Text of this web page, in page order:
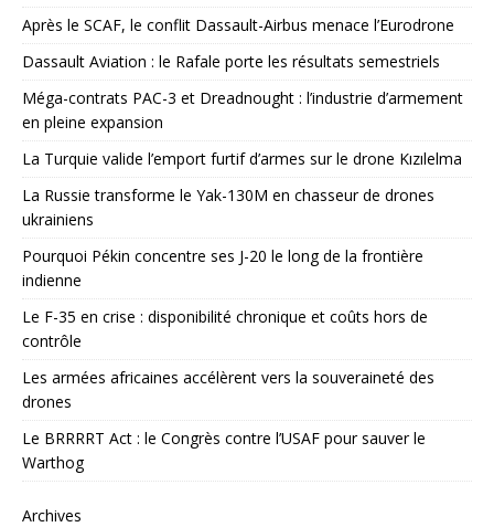
Après le SCAF, le conflit Dassault-Airbus menace l’Eurodrone
Dassault Aviation : le Rafale porte les résultats semestriels
Méga-contrats PAC-3 et Dreadnought : l’industrie d’armement
en pleine expansion
La Turquie valide l’emport furtif d’armes sur le drone Kızılelma
La Russie transforme le Yak-130M en chasseur de drones
ukrainiens
Pourquoi Pékin concentre ses J-20 le long de la frontière
indienne
Le F-35 en crise : disponibilité chronique et coûts hors de
contrôle
Les armées africaines accélèrent vers la souveraineté des
drones
Le BRRRRT Act : le Congrès contre l’USAF pour sauver le
Warthog
Archives